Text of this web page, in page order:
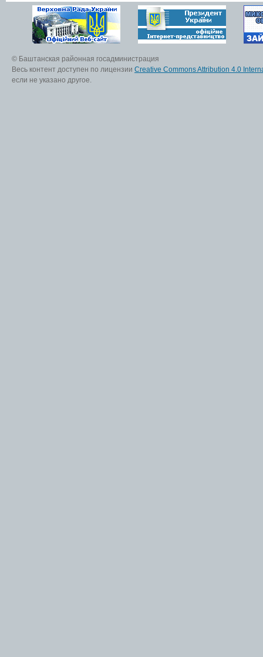
© Баштанская районная госадминистрация
Весь контент доступен по лицензии Creative Commons Attribution 4.0
если не указано другое.